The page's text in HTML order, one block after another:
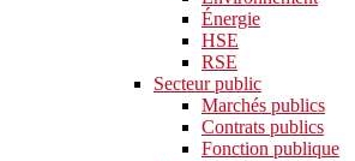
Énergie
HSE
RSE
Secteur public
Marchés publics
Contrats publics
Fonction publique